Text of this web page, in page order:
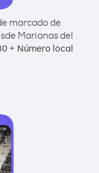
marcado de
Marianas del
+ Número local